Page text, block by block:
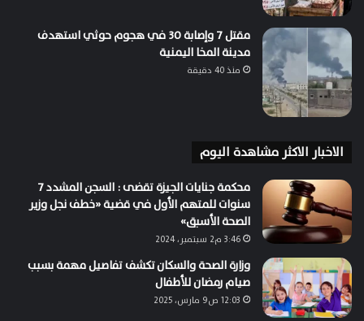
مقتل 7 وإصابة 30 في هجوم حوثي استهدف
مدينة المخا اليمنية
منذ 40 دقيقة
الاخبار الاكثر مشاهدة اليوم
محكمة جنايات الجيزة تقضى : السجن المشدد 7
سنوات للمتهم الأول في قضية «خطف نجل وزير
الصحة الأسبق»
3:46 م2 سبتمبر، 2024
وزارة الصحة والسكان تكشف تفاصيل مهمة بسبب
صيام رمضان للأطفال
12:03 ص9 مارس، 2025